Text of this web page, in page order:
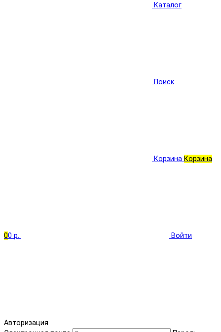
Каталог
Поиск
Корзина Корзина
00 р. Войти
Авторизация